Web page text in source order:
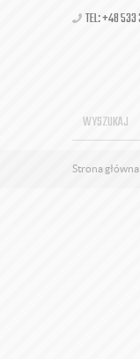
TEL: +48 533
Strona główna